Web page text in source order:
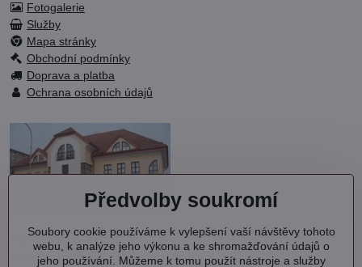
Fotogalerie
Služby
Mapa stránky
Obchodní podmínky
Doprava a platba
Ochrana osobních údajů
OC KVARTET s.r.o.
Debřská 1000
Předvolby soukromí
Soubory cookie používáme k vylepšení vaší návštěvy tohoto
webu, k analýze jeho výkonu a ke shromažďování údajů o
jeho používání. Můžeme k tomu použít nástroje a služby